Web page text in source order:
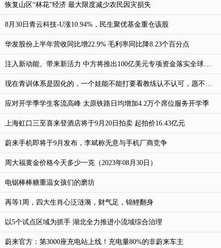
恢复山区“林花”经济 最大限度减少农民因灾损失
8月30日青云科技-U涨10.94%，民生聚优基金重仓该股
华发股份上半年营收同比增22.9% 毛利率同比降8.23个百分点
注入新动能、带来新活力 中方将推出100亿美元专项资金落实全球发展倡议
现在青训体系是固化的，一个娃能不能打要看教练认不认可，愿不愿意推荐他进圈子
应对开学季学生客流高峰 太原铁路日均增加4.2万个席位服务开学季
上海虹口三至喜来登酒店将于9月20日拍卖 起拍价16.43亿元
蔚来手机即将于9月发布，李斌称无意与手机厂商竞争
周大福黄金价格今天多少一克（2023年08月30日）
电锯棒棒糖重温女孩们的磨坊
再等1周，四大生肖心泛涟漪，财气足，锦鲤翻身
以5个试点区域为抓手 湖北全力推进小流域综合治理
蔚来官方：第3000座充电站上线！充电量80%的非蔚来车主